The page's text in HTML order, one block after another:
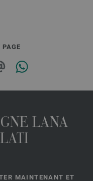
PAGE
LANA
MAINTENANT ET